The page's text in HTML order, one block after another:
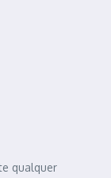
qualquer